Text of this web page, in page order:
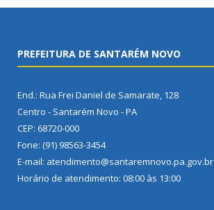
PREFEITURA DE SANTARÉM NOVO
End.: Rua Frei Daniel de Samarate, 128
Centro - Santarém Novo - PA
CEP: 68720-000
Fone: (91) 98563-3454
E-mail: atendimento@santaremnovo.pa.gov.br
Horário de atendimento: 08:00 às 13:00